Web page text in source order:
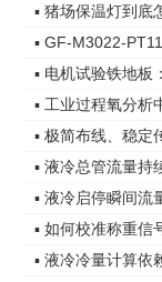
▪ GF-M3022-
▪ 电机试验铁地板
▪ 工业过程氧分析
▪ 极简布线、稳
▪ 如何校准称重信